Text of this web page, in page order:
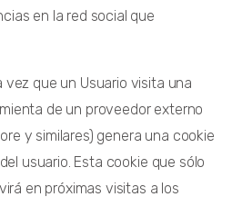
en la red social que
vez que un Usuario visita una
de un proveedor externo
y similares) genera una cookie
usuario. Esta cookie que sólo
en próximas visitas a los